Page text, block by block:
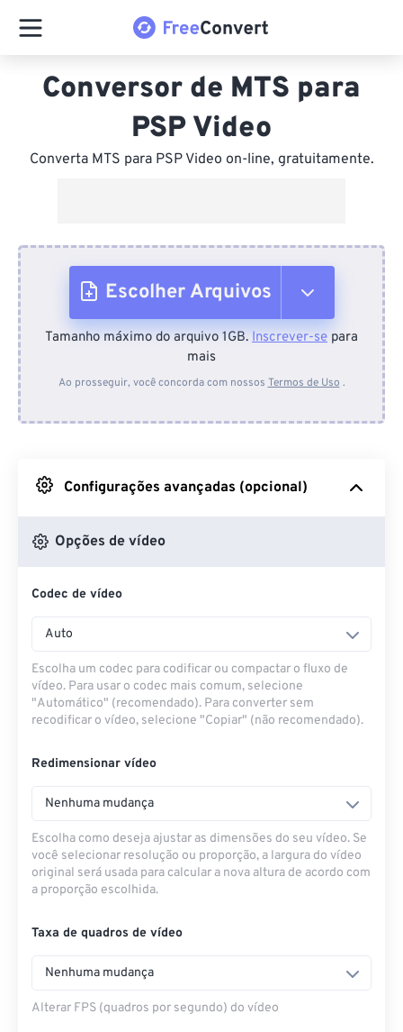
Conversor de MTS para
PSP Video
Converta MTS para PSP Video on-line, gratuitamente.
Escolher Arquivos
Do dispositivo
Do Google Drive
Do OneDrive
Tamanho máximo do arquivo 1GB. Inscrever-se para
mais
Ao prosseguir, você concorda com nossos Termos de Uso .
Configurações avançadas (opcional)
Opções de vídeo
Codec de vídeo
Auto
Escolha um codec para codificar ou compactar o fluxo de
vídeo. Para usar o codec mais comum, selecione
"Automático" (recomendado). Para converter sem
recodificar o vídeo, selecione "Copiar" (não recomendado).
Redimensionar vídeo
Nenhuma mudança
Escolha como deseja ajustar as dimensões do seu vídeo. Se
você selecionar resolução ou proporção, a largura do vídeo
original será usada para calcular a nova altura de acordo com
a proporção escolhida.
Taxa de quadros de vídeo
Nenhuma mudança
Alterar FPS (quadros por segundo) do vídeo